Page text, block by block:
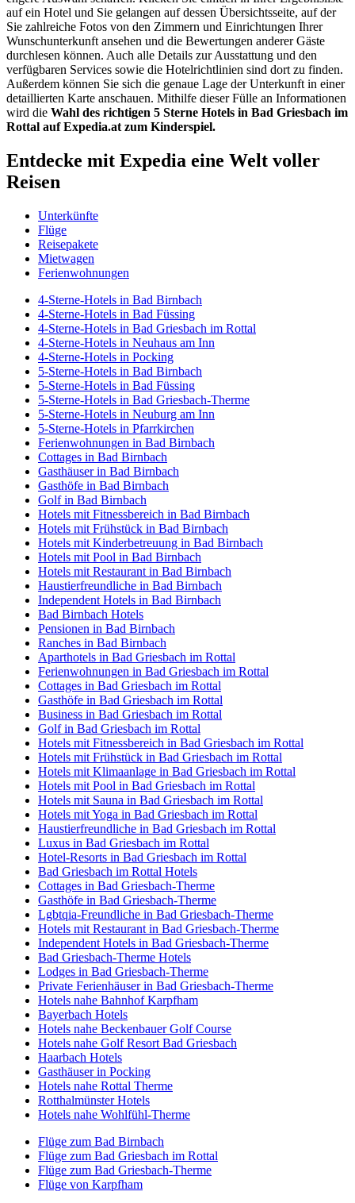
auf ein Hotel und Sie gelangen auf dessen Übersichtsseite, auf der
Sie zahlreiche Fotos von den Zimmern und Einrichtungen Ihrer
Wunschunterkunft ansehen und die Bewertungen anderer Gäste
durchlesen können. Auch alle Details zur Ausstattung und den
verfügbaren Services sowie die Hotelrichtlinien sind dort zu finden.
Außerdem können Sie sich die genaue Lage der Unterkunft in einer
detaillierten Karte anschauen. Mithilfe dieser Fülle an Informationen
wird die Wahl des richtigen 5 Sterne Hotels in Bad Griesbach im
Rottal auf Expedia.at zum Kinderspiel.
Entdecke mit Expedia eine Welt voller
Reisen
Unterkünfte
Flüge
Reisepakete
Mietwagen
Ferienwohnungen
4-Sterne-Hotels in Bad Birnbach
4-Sterne-Hotels in Bad Füssing
4-Sterne-Hotels in Bad Griesbach im Rottal
4-Sterne-Hotels in Neuhaus am Inn
4-Sterne-Hotels in Pocking
5-Sterne-Hotels in Bad Birnbach
5-Sterne-Hotels in Bad Füssing
5-Sterne-Hotels in Bad Griesbach-Therme
5-Sterne-Hotels in Neuburg am Inn
5-Sterne-Hotels in Pfarrkirchen
Ferienwohnungen in Bad Birnbach
Cottages in Bad Birnbach
Gasthäuser in Bad Birnbach
Gasthöfe in Bad Birnbach
Golf in Bad Birnbach
Hotels mit Fitnessbereich in Bad Birnbach
Hotels mit Frühstück in Bad Birnbach
Hotels mit Kinderbetreuung in Bad Birnbach
Hotels mit Pool in Bad Birnbach
Hotels mit Restaurant in Bad Birnbach
Haustierfreundliche in Bad Birnbach
Independent Hotels in Bad Birnbach
Bad Birnbach Hotels
Pensionen in Bad Birnbach
Ranches in Bad Birnbach
Aparthotels in Bad Griesbach im Rottal
Ferienwohnungen in Bad Griesbach im Rottal
Cottages in Bad Griesbach im Rottal
Gasthöfe in Bad Griesbach im Rottal
Business in Bad Griesbach im Rottal
Golf in Bad Griesbach im Rottal
Hotels mit Fitnessbereich in Bad Griesbach im Rottal
Hotels mit Frühstück in Bad Griesbach im Rottal
Hotels mit Klimaanlage in Bad Griesbach im Rottal
Hotels mit Pool in Bad Griesbach im Rottal
Hotels mit Sauna in Bad Griesbach im Rottal
Hotels mit Yoga in Bad Griesbach im Rottal
Haustierfreundliche in Bad Griesbach im Rottal
Luxus in Bad Griesbach im Rottal
Hotel-Resorts in Bad Griesbach im Rottal
Bad Griesbach im Rottal Hotels
Cottages in Bad Griesbach-Therme
Gasthöfe in Bad Griesbach-Therme
Lgbtqia-Freundliche in Bad Griesbach-Therme
Hotels mit Restaurant in Bad Griesbach-Therme
Independent Hotels in Bad Griesbach-Therme
Bad Griesbach-Therme Hotels
Lodges in Bad Griesbach-Therme
Private Ferienhäuser in Bad Griesbach-Therme
Hotels nahe Bahnhof Karpfham
Bayerbach Hotels
Hotels nahe Beckenbauer Golf Course
Hotels nahe Golf Resort Bad Griesbach
Haarbach Hotels
Gasthäuser in Pocking
Hotels nahe Rottal Therme
Rotthalmünster Hotels
Hotels nahe Wohlfühl-Therme
Flüge zum Bad Birnbach
Flüge zum Bad Griesbach im Rottal
Flüge zum Bad Griesbach-Therme
Flüge von Karpfham